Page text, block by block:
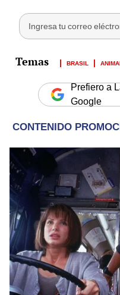
BRASIL
Prefiero a
Google